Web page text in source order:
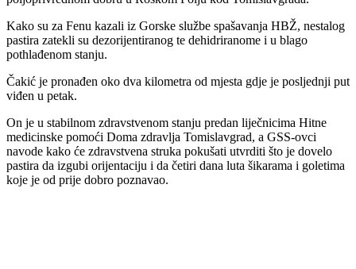
Kako su za Fenu kazali iz Gorske službe spašavanja HBŽ, nestalog
pastira zatekli su dezorijentiranog te dehidriranome i u blago
pothlađenom stanju.
Čakić je pronađen oko dva kilometra od mjesta gdje je posljednji put
viđen u petak.
On je u stabilnom zdravstvenom stanju predan liječnicima Hitne
medicinske pomoći Doma zdravlja Tomislavgrad, a GSS-ovci
navode kako će zdravstvena struka pokušati utvrditi što je dovelo
pastira da izgubi orijentaciju i da četiri dana luta šikarama i goletima
koje je od prije dobro poznavao.